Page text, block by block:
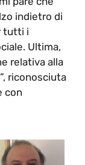
indietro di
tutti i
Ultima,
relativa alla
riconosciuta
con